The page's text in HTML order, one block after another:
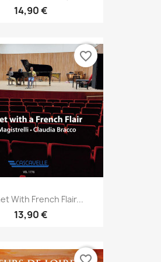
14,90 €
With French Flair...
13,90 €
favorite_border